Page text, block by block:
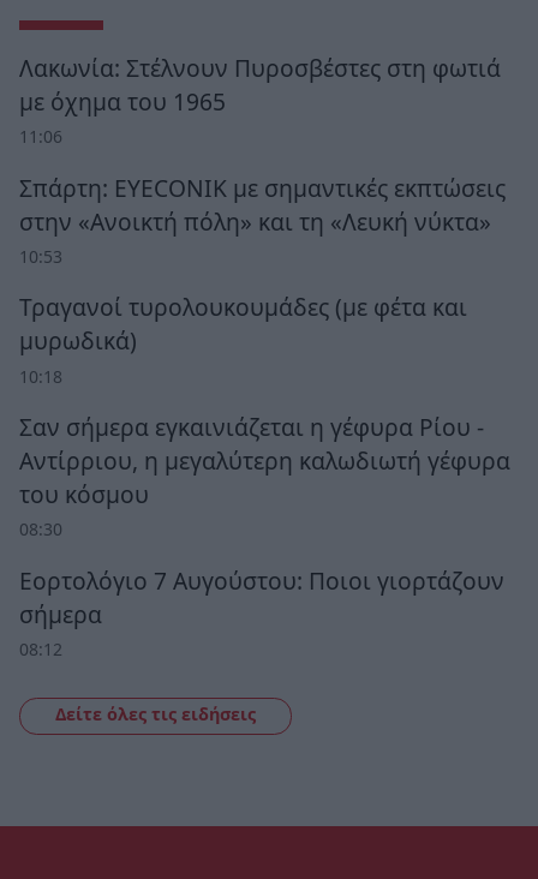
Λακωνία: Στέλνουν Πυροσβέστες στη φωτιά
με όχημα του 1965
11:06
Σπάρτη: EYECONIK με σημαντικές εκπτώσεις
στην «Ανοικτή πόλη» και τη «Λευκή νύκτα»
10:53
Τραγανοί τυρολουκουμάδες (με φέτα και
μυρωδικά)
10:18
Σαν σήμερα εγκαινιάζεται η γέφυρα Ρίου -
Αντίρριου, η μεγαλύτερη καλωδιωτή γέφυρα
του κόσμου
08:30
Εορτολόγιο 7 Αυγούστου: Ποιοι γιορτάζουν
σήμερα
08:12
Δείτε όλες τις ειδήσεις